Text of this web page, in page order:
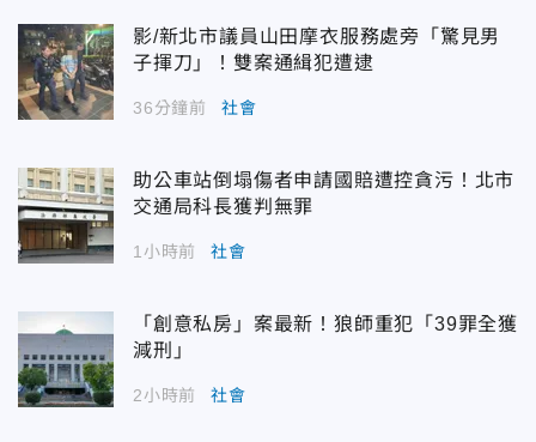
影/新北市議員山田摩衣服務處旁「驚見男
子揮刀」！雙案通緝犯遭逮
36分鐘前 社會
助公車站倒塌傷者申請國賠遭控貪污！北市
交通局科長獲判無罪
1小時前 社會
「創意私房」案最新！狼師重犯「39罪全獲
減刑」
2小時前 社會